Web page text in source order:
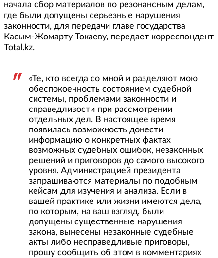
начала сбор материалов по резонансным делам,
где были допущены серьезные нарушения
законности, для передачи главе государства
Касым-Жомарту Токаеву, передает корреспондент
Total.kz.
«Те, кто всегда со мной и разделяют мою
обеспокоенность состоянием судебной
системы, проблемами законности и
справедливости при рассмотрении
отдельных дел. В настоящее время
появилась возможность донести
информацию о конкретных фактах
возможных судебных ошибок, незаконных
решений и приговоров до самого высокого
уровня. Администрацией президента
запрашиваются материалы по подобным
кейсам для изучения и анализа. Если в
вашей практике или жизни имеются дела,
по которым, на ваш взгляд, были
допущены существенные нарушения
закона, вынесены незаконные судебные
акты либо несправедливые приговоры,
прошу сообщить об этом в комментариях